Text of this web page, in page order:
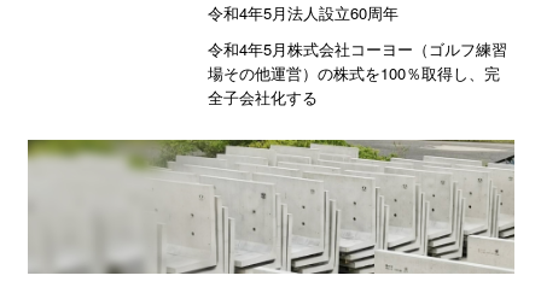
令和4年5月法人設立60周年
令和4年5月株式会社コーヨー（ゴルフ練習
場その他運営）の株式を100％取得し、完
全子会社化する